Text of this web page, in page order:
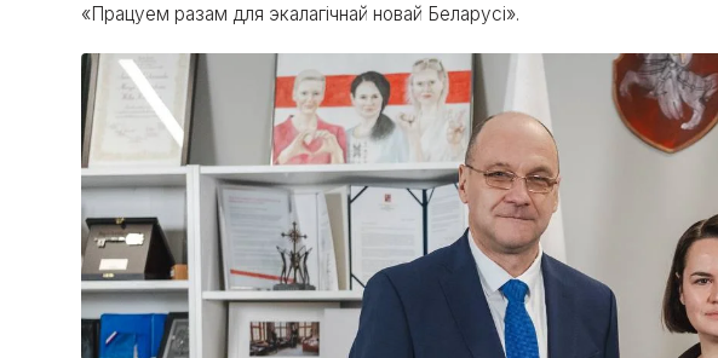
«Працуем разам для экалагічнай новай Беларусі».